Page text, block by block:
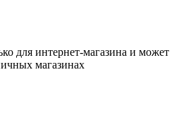
для интернет-магазина и может
магазинах